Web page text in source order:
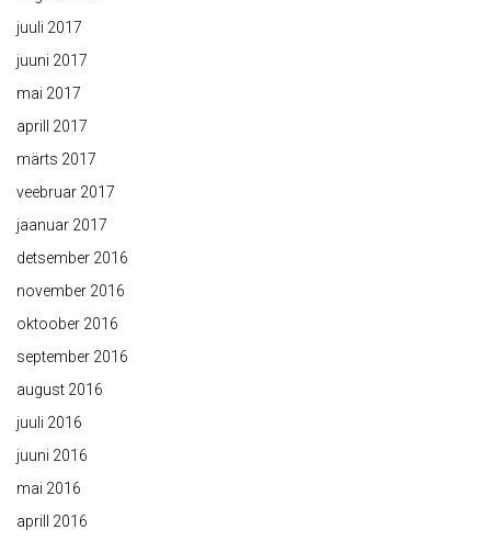
juuli 2017
juuni 2017
mai 2017
aprill 2017
märts 2017
veebruar 2017
jaanuar 2017
detsember 2016
november 2016
oktoober 2016
september 2016
august 2016
juuli 2016
juuni 2016
mai 2016
aprill 2016